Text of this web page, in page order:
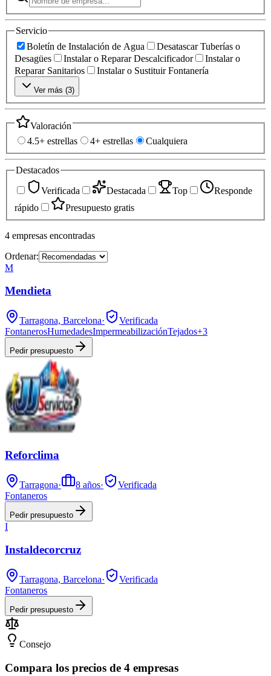
Servicio
Boletín de Instalación de Agua
Desatascar Tuberías o
Desagües
Instalar o Reparar Descalcificador
Instalar o
Reparar Sanitarios
Instalar o Sustituir Fontanería
Ver más (3)
Valoración
4.5+ estrellas
4+ estrellas Cualquiera
Destacados
Verificada
Destacada Top
Responde
rápido
Presupuesto gratis
4 empresas encontradas
Ordenar:
M
Mendieta
Tarragona, Barcelona·
Verificada
FontanerosHumedadesImpermeabilizaciónTejados+3
Pedir presupuesto
Reforclima
Tarragona· 8 años·
Verificada
Fontaneros
Pedir presupuesto
I
Instaldecorcruz
Tarragona, Barcelona·
Verificada
Fontaneros
Pedir presupuesto
Consejo
Compara los precios de 4 empresas